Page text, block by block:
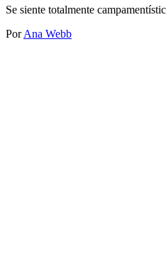
Se siente totalmente
Por Ana Webb